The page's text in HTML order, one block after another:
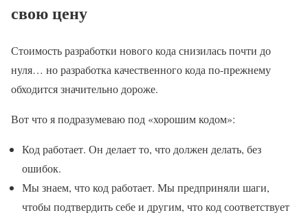
свою цену
Стоимость разработки нового кода снизилась почти до
нуля… но разработка качественного кода по-прежнему
обходится значительно дороже.
Вот что я подразумеваю под «хорошим кодом»:
Код работает. Он делает то, что должен делать, без
ошибок.
Мы знаем, что код работает. Мы предприняли шаги,
чтобы подтвердить себе и другим, что код соответствует